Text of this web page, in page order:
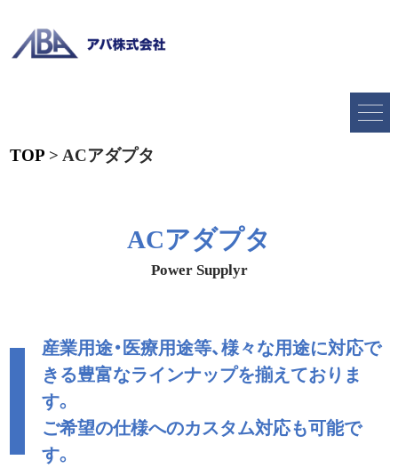
TOP > ACアダプタ
ACアダプタ
Power Supplyr
産業用途・医療用途等、様々な用途に対応で
きる豊富なラインナップを揃えておりま
す。
ご希望の仕様へのカスタム対応も可能で
す。